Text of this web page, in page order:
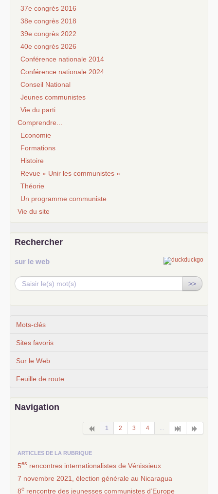
37e congrès 2016
38e congrès 2018
39e congrès 2022
40e congrès 2026
Conférence nationale 2014
Conférence nationale 2024
Conseil National
Jeunes communistes
Vie du parti
Comprendre...
Economie
Formations
Histoire
Revue « Unir les communistes »
Théorie
Un programme communiste
Vie du site
Rechercher
sur le web
>>
Mots-clés
Sites favoris
Sur le Web
Feuille de route
Navigation
1 2 3 4
ARTICLES DE LA RUBRIQUE
5es rencontres internationalistes de Vénissieux
7 novembre 2021, élection générale au Nicaragua
8e rencontre des jeunesses communistes d’Europe